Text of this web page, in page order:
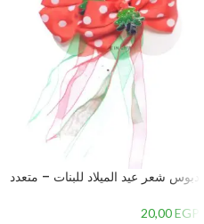
دبوس شعر عيد الميلاد للبنات – متعدد
20,00EGP